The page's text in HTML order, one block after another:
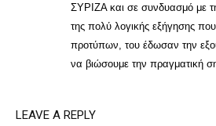
ΣΥΡΙΖΑ και σε συνδυασμό με
της πολύ λογικής εξήγησης
προτύπων, του έδωσαν την
να βιώσουμε την πραγματική
LEAVE A REPLY